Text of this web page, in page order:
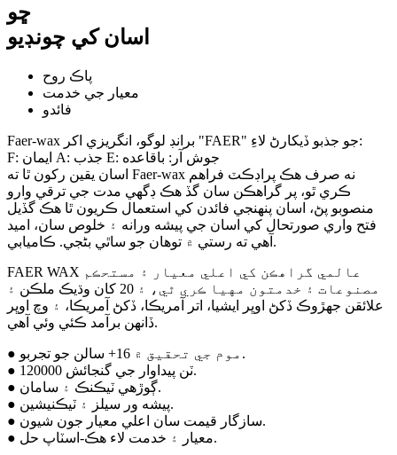
ڇو
اسان کي چونڊيو
پاڪ روح
معيار جي خدمت
فائدو
Faer-wax برانڊ لوگو، انگريزي اکر "FAER" جو جذبو ڏيکارڻ لاءِ:
F: ايمان A: جذب E: جوش آر: باقاعده
اسان يقين رکون ٿا ته Faer-wax نه صرف هڪ پراڊڪٽ فراهم
ڪري ٿو، پر گراهڪن سان گڏ هڪ ڊگھي مدت جي ترقي وارو
منصوبو پڻ، اسان پنهنجي فائدن کي استعمال ڪريون ٿا هڪ گڏيل
فتح واري صورتحال کي اسان جي پيشه ورانه ۽ خلوص سان، اميد
آهي ته رستي ۾ توهان جو ساٿي بڻجي. ڪاميابي.
FAER WAX عالمي گراهڪن کي اعلي معيار ۽ مستحڪم
مصنوعات ۽ خدمتون مهيا ڪري ٿي، ۽ 20 کان وڌيڪ ملڪن ۽
علائقن جهڙوڪ ڏکڻ اوڀر ايشيا، اتر آمريڪا، ڏکڻ آمريڪا، ۽ وچ اوڀر
ڏانهن برآمد ڪئي وئي آهي.
● موم جي تحقيق ۾ 16+ سالن جو تجربو.
● 120000 ٽن پيداوار جي گنجائش.
● ڳوڙهي ٽيڪنڪ ۽ سامان.
● پيشه ور سيلز ۽ ٽيڪنيشين.
● سازگار قيمت سان اعلي معيار جون شيون.
● معيار ۽ خدمت لاء هڪ-اسٽاپ حل.